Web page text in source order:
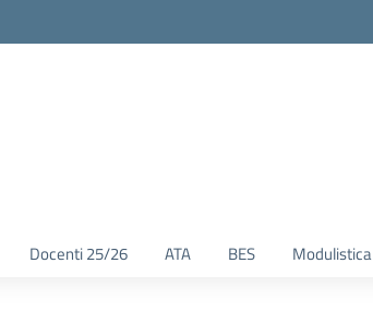
Docenti 25/26 ATA BES Modulistica